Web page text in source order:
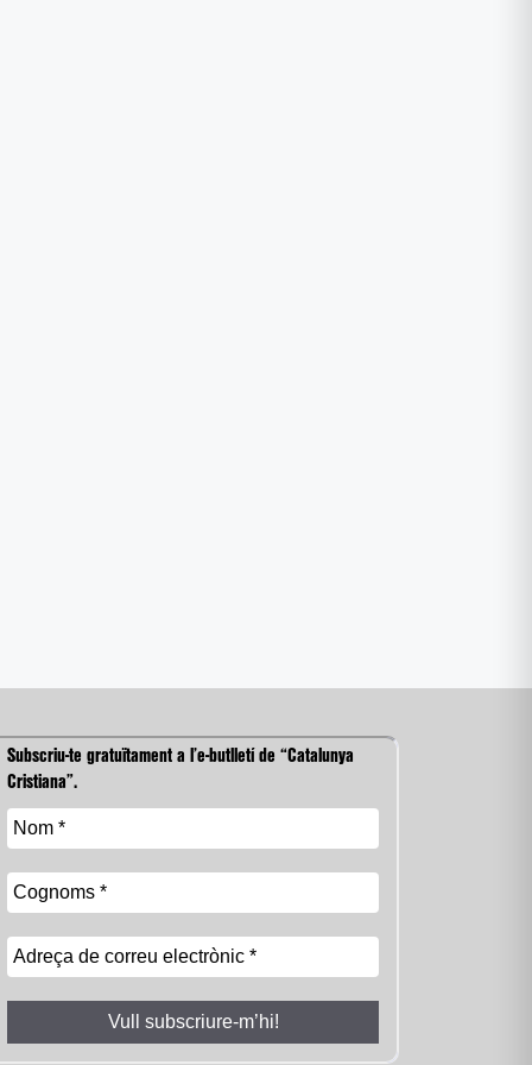
Subscriu-te gratuïtament a l’e-butlletí de “Catalunya
Cristiana”.